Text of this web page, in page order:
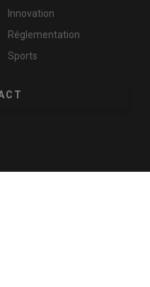
Innovation
Réglementation
Sports